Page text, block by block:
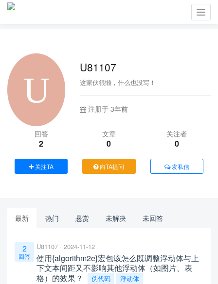
U81107
这家伙很懒，什么也没写！
注册于 3年前
回答
2
文章
0
关注者
0
关注TA 向TA提问 发私信
最新 热门 悬赏 未解决 未回答
2
回答
U81107 2024-11-12
使用{algorithm2e}宏包该怎么既调整浮动体与上
下文本间距又不影响其他浮动体（如图片、表
格）的效果？
伪代码 浮动体